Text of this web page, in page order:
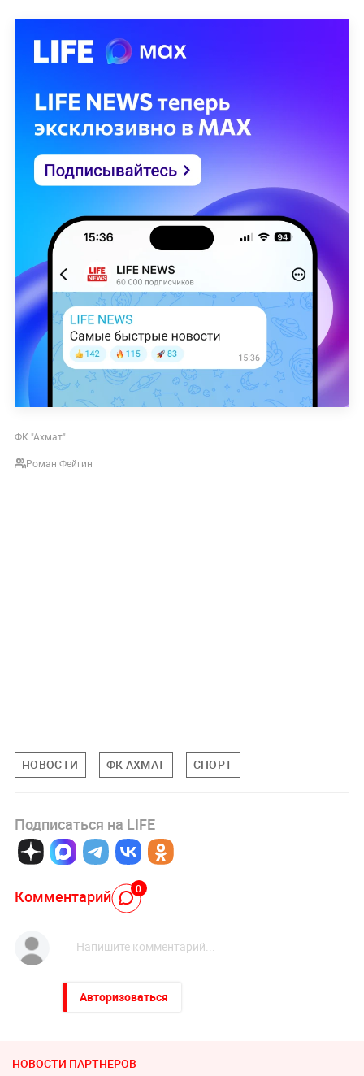
ФК "Ахмат"
Роман Фейгин
НОВОСТИ ФК АХМАТ СПОРТ
Подписаться на LIFE
Комментарий 0
Авторизоваться
НОВОСТИ ПАРТНЕРОВ